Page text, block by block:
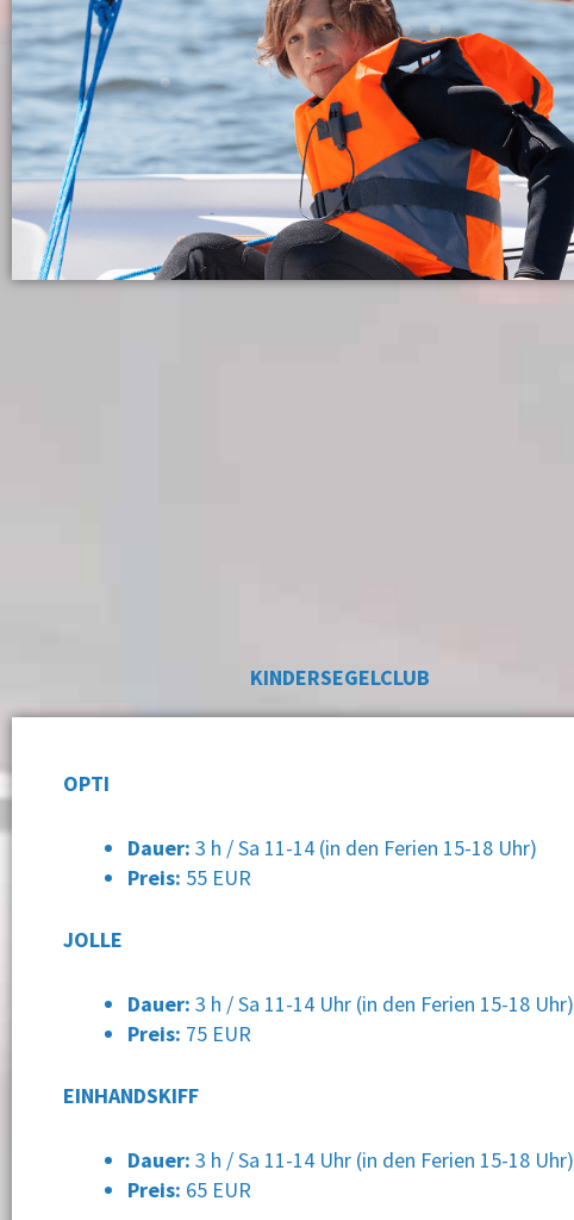
KINDERSEGELCLUB
OPTI
Dauer: 3 h / Sa 11-14 (in den Ferien 15-18 Uhr)
Preis: 55 EUR
JOLLE
Dauer: 3 h / Sa 11-14 Uhr (in den Ferien 15-18 Uhr)
Preis: 75 EUR
EINHANDSKIFF
Dauer: 3 h / Sa 11-14 Uhr (in den Ferien 15-18 Uhr)
Preis: 65 EUR